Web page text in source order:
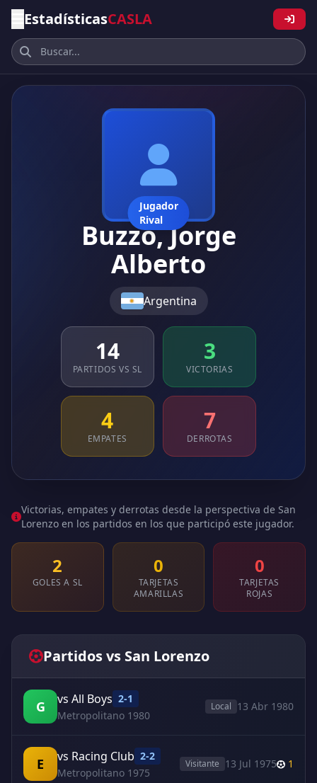
EstadísticasCASLA
Jugador
Rival
Buzzo, Jorge
Alberto
Argentina
14
PARTIDOS VS SL
3
VICTORIAS
4
EMPATES
7
DERROTAS
Victorias, empates y derrotas desde la perspectiva de San
Lorenzo en los partidos en los que participó este jugador.
2
GOLES A SL
0
TARJETAS
AMARILLAS
0
TARJETAS
ROJAS
Partidos vs San Lorenzo
G vs All Boys 2-1
Metropolitano 1980
Local 13 Abr 1980
E vs Racing Club 2-2
Metropolitano 1975
Visitante 13 Jul 1975 1